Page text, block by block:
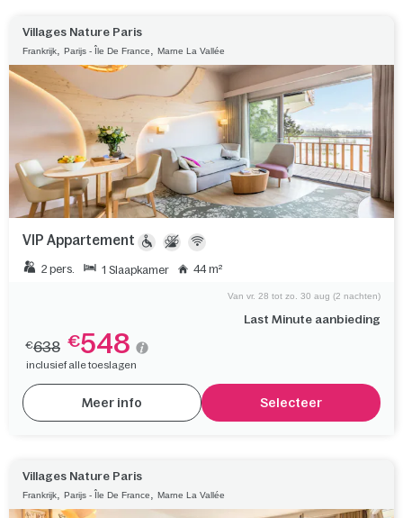
Villages Nature Paris
Frankrijk Parijs - Île De France Marne La Vallée
VIP Appartement
2 pers. 1 Slaapkamer 44 m²
Last Minute aanbieding
Van vr. 28 tot zo. 30 aug (2 nachten)
€638 €548
inclusief alle toeslagen
Meer info Selecteer
Villages Nature Paris
Frankrijk Parijs - Île De France Marne La Vallée